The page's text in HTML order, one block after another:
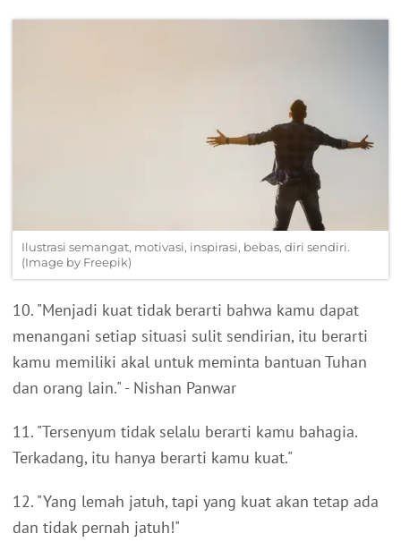
Ilustrasi semangat, motivasi, inspirasi, bebas, diri sendiri.
(Image by Freepik)
10. "Menjadi kuat tidak berarti bahwa kamu dapat
menangani setiap situasi sulit sendirian, itu berarti
kamu memiliki akal untuk meminta bantuan Tuhan
dan orang lain." - Nishan Panwar
11. "Tersenyum tidak selalu berarti kamu bahagia.
Terkadang, itu hanya berarti kamu kuat."
12. "Yang lemah jatuh, tapi yang kuat akan tetap ada
dan tidak pernah jatuh!"